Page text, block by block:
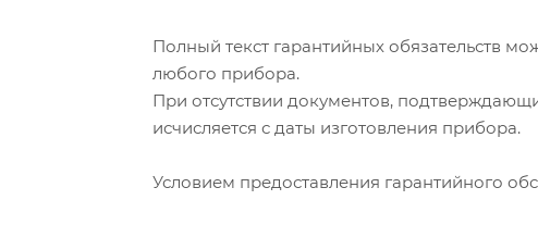
Полный текст гарантийных обязательств
любого прибора.
При отсутствии документов,
исчисляется с даты изготовления прибора.
Условием предоставления гарантийного